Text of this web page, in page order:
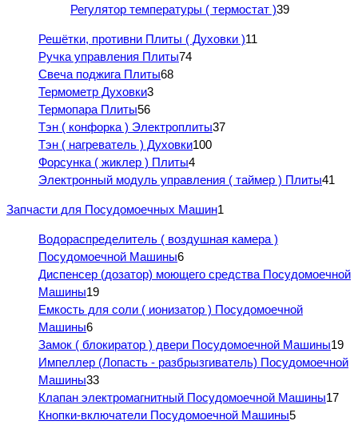
Регулятор температуры ( термостат )39
Решётки, противни Плиты ( Духовки )11
Ручка управления Плиты74
Свеча поджига Плиты68
Термометр Духовки3
Термопара Плиты56
Тэн ( конфорка ) Электроплиты37
Тэн ( нагреватель ) Духовки100
Форсунка ( жиклер ) Плиты4
Электронный модуль управления ( таймер ) Плиты41
Запчасти для Посудомоечных Машин1
Водораспределитель ( воздушная камера )
Посудомоечной Машины6
Диспенсер (дозатор) моющего средства Посудомоечной
Машины19
Емкость для соли ( ионизатор ) Посудомоечной
Машины6
Замок ( блокиратор ) двери Посудомоечной Машины19
Импеллер (Лопасть - разбрызгиватель) Посудомоечной
Машины33
Клапан электромагнитный Посудомоечной Машины17
Кнопки-включатели Посудомоечной Машины5